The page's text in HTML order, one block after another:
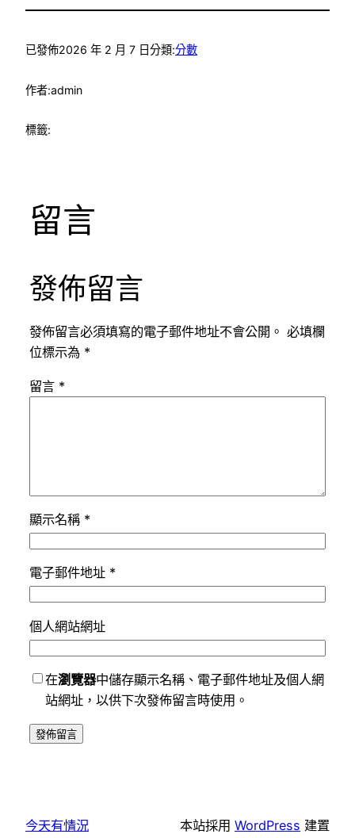
已發佈2026 年 2 月 7 日分類:分數
作者:admin
標籤:
留言
發佈留言
發佈留言必須填寫的電子郵件地址不會公開。 必填欄
位標示為 *
留言 *
顯示名稱 *
電子郵件地址 *
個人網站網址
在瀏覽器中儲存顯示名稱、電子郵件地址及個人網
站網址，以供下次發佈留言時使用。
今天有情況 本站採用 WordPress 建置